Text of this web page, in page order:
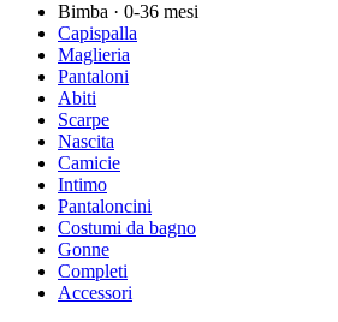
Bimba · 0-36 mesi
Capispalla
Maglieria
Pantaloni
Abiti
Scarpe
Nascita
Camicie
Intimo
Pantaloncini
Costumi da bagno
Gonne
Completi
Accessori